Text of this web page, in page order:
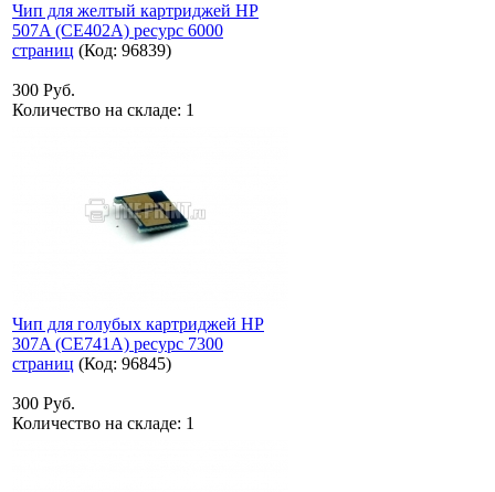
Чип для желтый картриджей HP
507A (CE402A) ресурс 6000
страниц (Код: 96839)
300 Руб.
Количество на складе: 1
Чип для голубых картриджей HP
307A (CE741A) ресурс 7300
страниц (Код: 96845)
300 Руб.
Количество на складе: 1